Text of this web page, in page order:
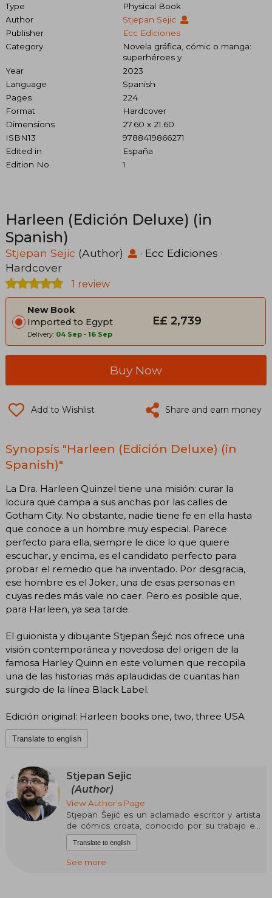
Type
Physical Book
Author
Stjepan Sejic
Publisher
Ecc Ediciones
Category
Novela gráfica, cómic o manga:
superhéroes y
Year
2023
Language
Spanish
Pages
224
Format
Hardcover
Dimensions
27.60 x 21.60
ISBN13
9788419866271
Edited in
España
Edition No.
1
Harleen (Edición Deluxe) (in
Spanish)
Stjepan Sejic (Author) · Ecc Ediciones ·
Hardcover
1 review
New Book
Imported to Egypt
Delivery: 04 Sep - 16 Sep
E£ 2,739
Buy Now
Add to Wishlist Share and earn money
Synopsis "Harleen (Edición Deluxe) (in
Spanish)"
La Dra. Harleen Quinzel tiene una misión: curar la
locura que campa a sus anchas por las calles de
Gotham City. No obstante, nadie tiene fe en ella hasta
que conoce a un hombre muy especial. Parece
perfecto para ella, siempre le dice lo que quiere
escuchar, y encima, es el candidato perfecto para
probar el remedio que ha inventado. Por desgracia,
ese hombre es el Joker, una de esas personas en
cuyas redes más vale no caer. Pero es posible que,
para Harleen, ya sea tarde.
El guionista y dibujante Stjepan Šejić nos ofrece una
visión contemporánea y novedosa del origen de la
famosa Harley Quinn en este volumen que recopila
una de las historias más aplaudidas de cuantas han
surgido de la línea Black Label.
Edición original: Harleen books one, two, three USA
Translate to english
Stjepan Sejic
(Author)
View Author's Page
Stjepan Šejić es un aclamado escritor y artista
de cómics croata, conocido por su trabajo en
Witchblade y The Darkness para Top Cow, y por
series como Sunstone, Harleen, Rat Queens,
Death Vigil y Aquaman para DC. Comenzó como
Translate to english
See more